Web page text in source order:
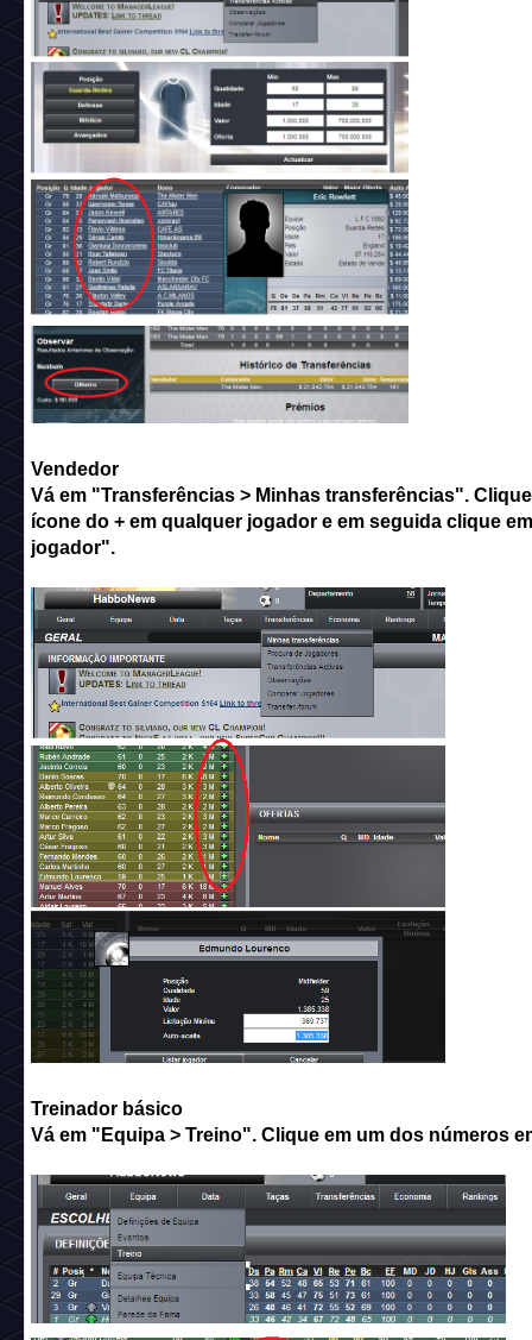
Vendedor
Vá em "Transferências > Minhas transferências".
ícone do + em qualquer jogador e em seguida clique
jogador".
Treinador básico
Vá em "Equipa > Treino". Clique em um dos números